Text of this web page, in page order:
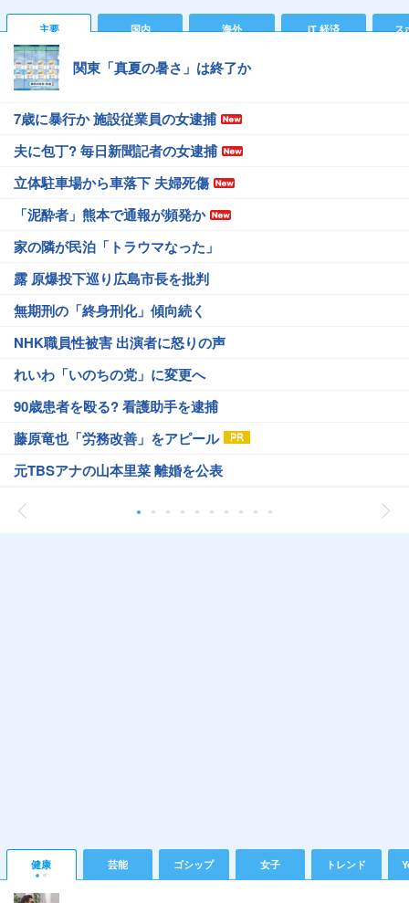
主要 国内 海外 IT 経済 ス
関東「真夏の暑さ」は終了か
7歳に暴行か 施設従業員の女逮捕
夫に包丁? 毎日新聞記者の女逮捕
立体駐車場から車落下 夫婦死傷
「泥酔者」熊本で通報が頻発か
家の隣が民泊「トラウマなった」
露 原爆投下巡り広島市長を批判
無期刑の「終身刑化」傾向続く
NHK職員性被害 出演者に怒りの声
れいわ「いのちの党」に変更へ
90歳患者を殴る? 看護助手を逮捕
藤原竜也「労務改善」をアピール
元TBSアナの山本里菜 離婚を公表
健康 芸能 ゴシップ 女子 トレンド